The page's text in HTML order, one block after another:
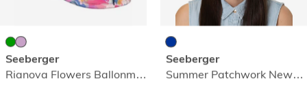
Seeberger
Rianova Flowers Ballonmütze
Seeberger
Summer Patchwork Newsboy-Mütze